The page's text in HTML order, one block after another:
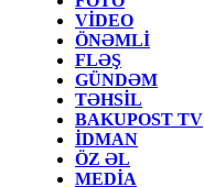
VİDEO
ÖNƏMLİ
FLƏŞ
GÜNDƏM
TƏHSİL
BAKUPOST TV
İDMAN
ÖZ ƏL
MEDİA